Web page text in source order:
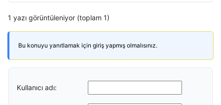
1 yazı görüntüleniyor (toplam 1)
Bu konuyu yanıtlamak için giriş yapmış olmalısınız.
Kullanıcı adı: